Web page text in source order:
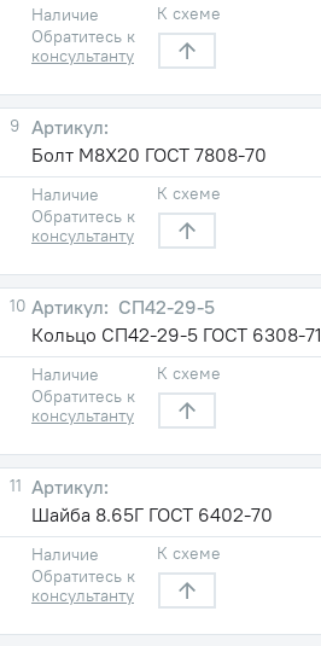
Наличие
Обратитесь к
консультанту
К схеме
9
Болт М8X20 ГОСТ 7808-70
Наличие
Обратитесь к
консультанту
К схеме
10
СП42-29-5
Кольцо СП42-29-5 ГОСТ 6308-71
Наличие
Обратитесь к
консультанту
К схеме
11
Шайба 8.65Г ГОСТ 6402-70
Наличие
Обратитесь к
консультанту
К схеме